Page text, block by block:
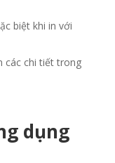
biệt khi in với
các chi tiết trong
dụng